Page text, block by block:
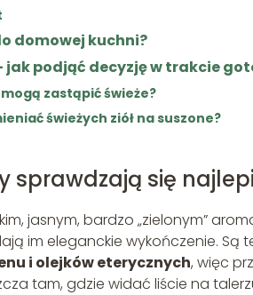
domowej kuchni?
jak podjąć decyzję w trakcie
zastąpić świeże?
świeżych ziół na suszone?
sprawdzają się
jasnym, bardzo „zielonym”
im eleganckie wykończenie. Są
i olejków eterycznych, więc
tam, gdzie widać liście na